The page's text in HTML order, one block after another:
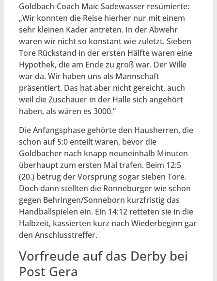
Goldbach-Coach Maic Sadewasser resümierte:
„Wir konnten die Reise hierher nur mit einem
sehr kleinen Kader antreten. In der Abwehr
waren wir nicht so konstant wie zuletzt. Sieben
Tore Rückstand in der ersten Hälfte waren eine
Hypothek, die am Ende zu groß war. Der Wille
war da. Wir haben uns als Mannschaft
präsentiert. Das hat aber nicht gereicht, auch
weil die Zuschauer in der Halle sich angehört
haben, als wären es 3000.“
Die Anfangsphase gehörte den Hausherren, die
schon auf 5:0 enteilt waren, bevor die
Goldbacher nach knapp neuneinhalb Minuten
überhaupt zum ersten Mal trafen. Beim 12:5
(20.) betrug der Vorsprung sogar sieben Tore.
Doch dann stellten die Ronneburger wie schon
gegen Behringen/Sonneborn kurzfristig das
Handballspielen ein. Ein 14:12 retteten sie in die
Halbzeit, kassierten kurz nach Wiederbeginn gar
den Anschlusstreffer.
Vorfreude auf das Derby bei
Post Gera